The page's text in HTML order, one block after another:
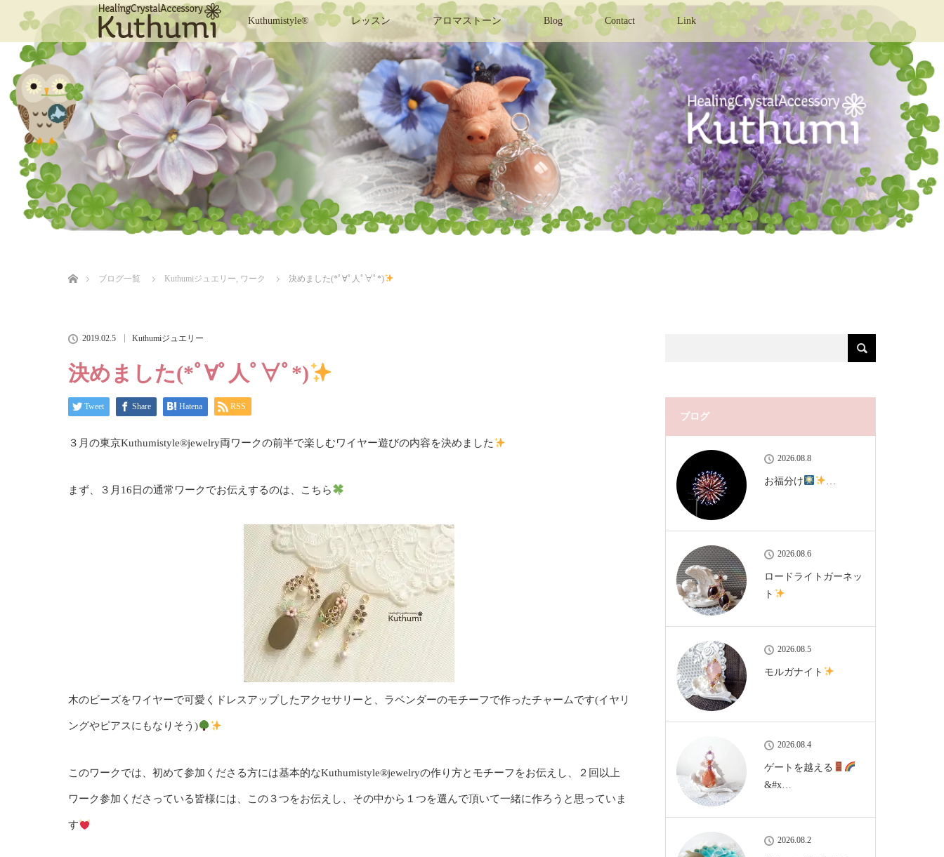
Kuthumistyle® レッスン アロマストーン Blog Contact Link
ブログ一覧
Kuthumiジュエリー, ワーク 決めました(*ﾟ∀ﾟ人ﾟ∀ﾟ*)
2019.02.5 Kuthumiジュエリー
決めました(*ﾟ∀ﾟ人ﾟ∀ﾟ*)
Tweet Share Hatena RSS
３月の東京Kuthumistyle®️jewelry両ワークの前半で楽しむワイヤー遊びの内容を決めました
まず、３月16日の通常ワークでお伝えするのは、こちら
木のビーズをワイヤーで可愛くドレスアップしたアクセサリーと、ラベンダーのモチーフで作ったチャームです(イヤリ
ングやピアスにもなりそう)
このワークでは、初めて参加くださる方には基本的なKuthumistyle®️jewelryの作り方とモチーフをお伝えし、２回以上
ワーク参加くださっている皆様には、この３つをお伝えし、その中から１つを選んで頂いて一緒に作ろうと思っていま
す
ブログ
2026.08.8
お福分け …
2026.08.6
ロードライトガーネッ
ト
2026.08.5
モルガナイト
2026.08.4
ゲートを越える
&#x…
2026.08.2